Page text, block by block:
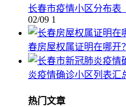
长春市疫情小区分布表
02/09 1
春房屋权属证明在哪开
炎疫情确诊小区列表汇
热门文章